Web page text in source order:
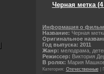
Черная метка (4
Информация о
Название: Черная
Оригинальное
Год выпуска: 2011
Жанр: мелодрама,
Режиссер: Виктория
В ролях: Мария
Категория: Отечественные|